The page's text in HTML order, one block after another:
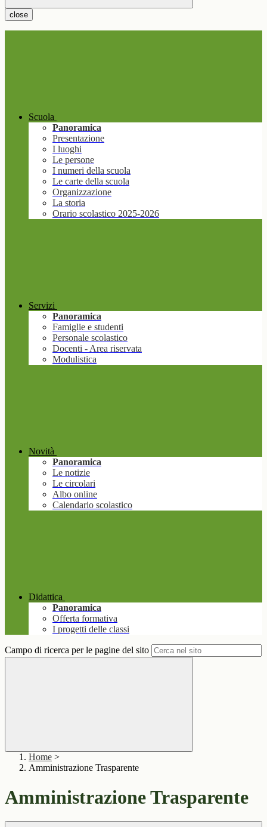
close
Scuola
Panoramica
Presentazione
I luoghi
Le persone
I numeri della scuola
Le carte della scuola
Organizzazione
La storia
Orario scolastico 2025-2026
Servizi
Panoramica
Famiglie e studenti
Personale scolastico
Docenti - Area riservata
Modulistica
Novità
Panoramica
Le notizie
Le circolari
Albo online
Calendario scolastico
Didattica
Panoramica
Offerta formativa
I progetti delle classi
Campo di ricerca per le pagine del sito
Home >
Amministrazione Trasparente
Amministrazione Trasparente